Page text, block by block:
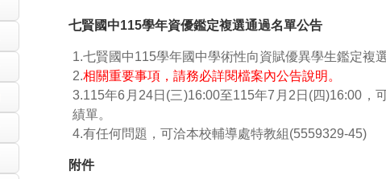
七賢國中115學年資優鑑定複選通過名單公告
1.七賢國中115學年國中學術性向資賦優異學生鑑定複
2.相關重要事項，請務必詳閱檔案內公告說明。
3.115年6月24日(三)16:00至115年7月2日(四)16:00，
績單。
4.有任何問題，可洽本校輔導處特教組(5559329-45)
附件